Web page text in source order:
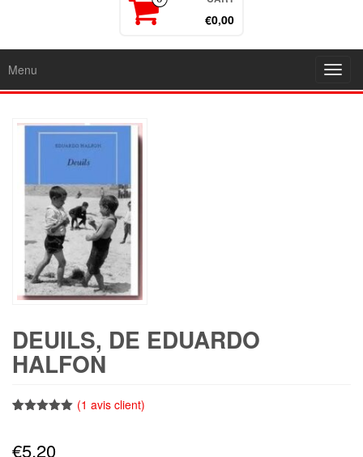
€0,00
Menu
DEUILS, DE EDUARDO
HALFON
basé sur
(1 avis client)
€5,20